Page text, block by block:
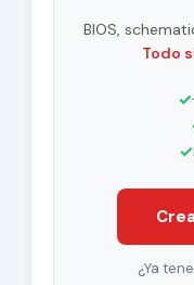
BIOS,
Todo
✓
✓
¿Ya